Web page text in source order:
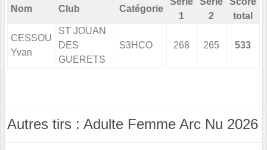
Nom Club Catégorie
1
2
total
CESSOU
Yvan
ST JOUAN
DES
GUERETS
S3HCO 268 265 533
Autres tirs : Adulte Femme Arc Nu 2026